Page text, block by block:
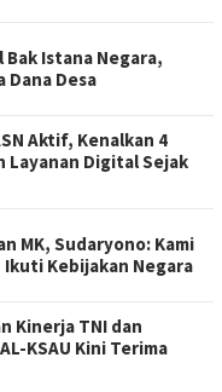
Istana Negara,
Dana Desa
Aktif, Kenalkan 4
Layanan Digital Sejak
MK, Sudaryono: Kami
Ikuti Kebijakan Negara
Kinerja TNI dan
KSAU Kini Terima